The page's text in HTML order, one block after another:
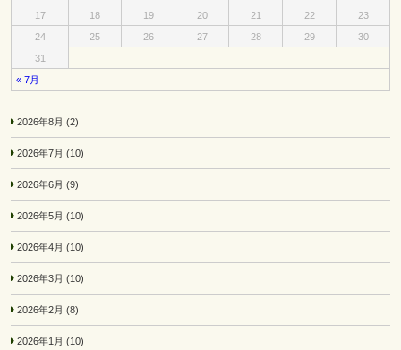
17
18 19 20 21 22
23
24
25 26 27 28 29
30
31
« 7月
2026年8月(2)
2026年7月(10)
2026年6月(9)
2026年5月(10)
2026年4月(10)
2026年3月(10)
2026年2月(8)
2026年1月(10)